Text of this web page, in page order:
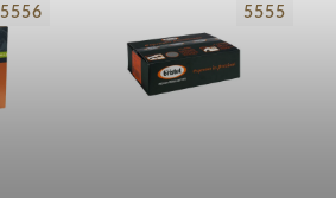
5556 5555